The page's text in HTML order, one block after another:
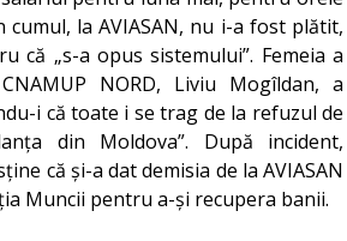
cumul, la AVIASAN, nu i-a fost plătit,
că „s-a opus sistemului”. Femeia a
NORD, Liviu Mogîldan, a
i că toate i se trag de la refuzul de
din Moldova”. După incident,
că și-a dat demisia de la AVIASAN
Muncii pentru a-și recupera banii.